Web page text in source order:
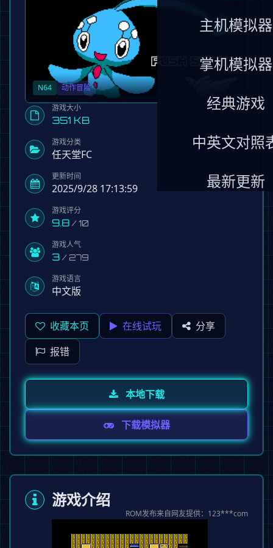
主机模拟器
掌机模拟器
经典游戏
中英文对照
最新更新
N64
动作冒险
游戏大小
351 KB
游戏分类
任天堂FC
更新时间
2025/9/28 17:13:59
游戏评分
9.8 / 10
游戏人气
3 / 279
游戏语言
中文版
收藏本页 在线试玩 分享
报错
本地下载
下载模拟器
游戏介绍
ROM发布来自网友提供：123***com